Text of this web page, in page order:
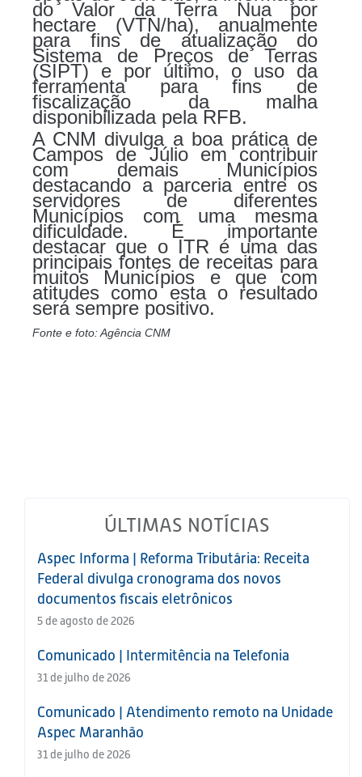
do Valor da Terra Nua por
hectare (VTN/ha), anualmente
para fins de atualização do
Sistema de Preços de Terras
(SIPT) e por último, o uso da
ferramenta para fins de
fiscalização da malha
disponibilizada pela RFB.
A CNM divulga a boa prática de
Campos de Júlio em contribuir
com demais Municípios
destacando a parceria entre os
servidores de diferentes
Municípios com uma mesma
dificuldade. É importante
destacar que o ITR é uma das
principais fontes de receitas para
muitos Municípios e que com
atitudes como esta o resultado
será sempre positivo.
Fonte e foto: Agência CNM
ÚLTIMAS NOTÍCIAS
Aspec Informa | Reforma Tributária: Receita
Federal divulga cronograma dos novos
documentos fiscais eletrônicos
5 de agosto de 2026
Comunicado | Intermitência na Telefonia
31 de julho de 2026
Comunicado | Atendimento remoto na Unidade
Aspec Maranhão
31 de julho de 2026